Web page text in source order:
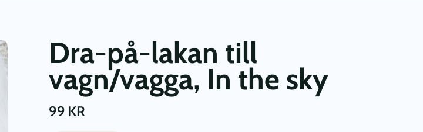
Dra-på-lakan till
vagn/vagga, In the sky
99 KR